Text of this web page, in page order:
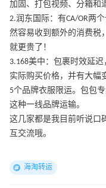
加固、打包视频、分箱和
2.润东国际：有CA/OR两
然容易收到额外的消费税
就更贵了！
3.168美中：包裹时效延
实际购买价格，并有大幅
5个品牌衣服限运。包包
这种一线品牌运输。
这几家都是我目前听说口
互交流哦。
海淘转运